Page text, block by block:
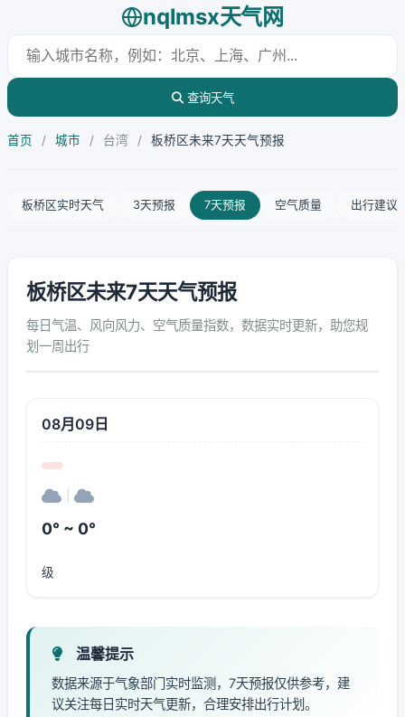
nqlmsx天气网
查询天气
首页 / 城市 / 台湾 / 板桥区未来7天天气预报
板桥区实时天气 3天预报 7天预报 空气质量 出行建议
板桥区未来7天天气预报
每日气温、风向风力、空气质量指数，数据实时更新，助您规
划一周出行
08月09日
0° ~ 0°
级
温馨提示
数据来源于气象部门实时监测，7天预报仅供参考，建
议关注每日实时天气更新，合理安排出行计划。